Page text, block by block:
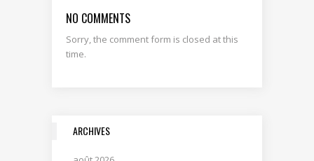
NO COMMENTS
Sorry, the comment form is closed at this
time.
ARCHIVES